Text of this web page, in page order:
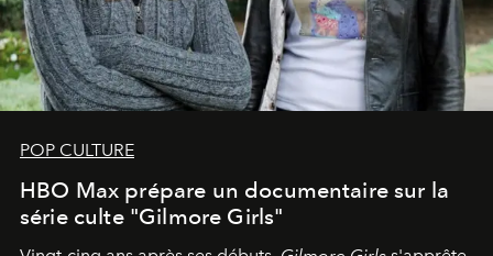
POP CULTURE
HBO Max prépare un documentaire sur la
série culte "Gilmore Girls"